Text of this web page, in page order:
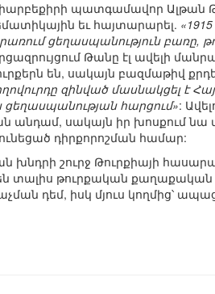
պատգամավոր
եւ հայտարարել.
ցեղասպանություն բառը,
Թանը էլ ավելի
են, սակայն բազմաթիվ
զինված մասնակցել է
հարցում»:
անդամ, սակայն իր խոսքում նա
դիրքորոշման համար:
խնդրի շուրջ Թուրքիայի
են տալիս թուրքական
դեմ, իսկ մյուս կողմից՝